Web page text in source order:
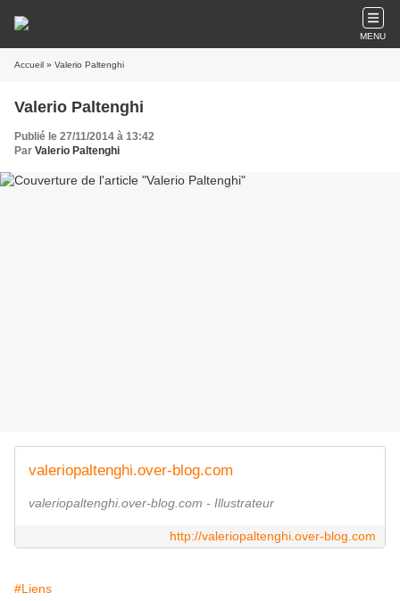
MENU
Accueil » Valerio Paltenghi
Valerio Paltenghi
Publié le 27/11/2014 à 13:42
Par Valerio Paltenghi
valeriopaltenghi.over-blog.com
valeriopaltenghi.over-blog.com - Illustrateur
http://valeriopaltenghi.over-blog.com
#Liens